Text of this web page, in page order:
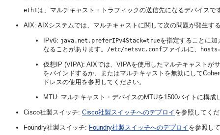
eth1は、マルチキャスト・トラフィックの送信先になるデバイスで
AIX: AIXシステムでは、マルチキャストに関して次の問題が発生す
IPv6: java.net.preferIPv4Stack=trueを指定することに
なることがあります。
/etc/netsvc.confファイルに、
仮想IP (VIPA): AIXでは、VIPAを使用したマルチキャストが
をバインドするか、またはマルチキャストを無効にして
ドレスの使用を参照してください。
MTU: マルチキャスト・デバイスのMTUを1500バイトに構成
Cisco社製スイッチ: Cisco社製スイッチへのデプロイ を参照してく
Foundry社製スイッチ: Foundry社製スイッチへのデプロイ を参照し